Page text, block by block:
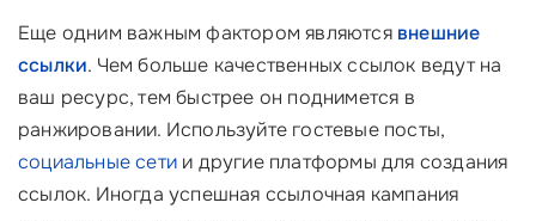
Еще одним важным фактором являются внешние
ссылки. Чем больше качественных ссылок ведут на
ваш ресурс, тем быстрее он поднимется в
ранжировании. Используйте гостевые посты,
социальные сети и другие платформы для создания
ссылок. Иногда успешная ссылочная кампания